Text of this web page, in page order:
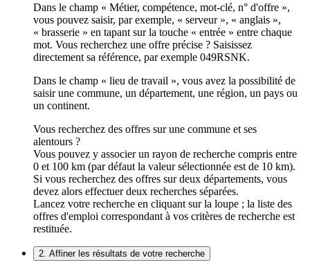
Dans le champ « Métier, compétence, mot-clé, n° d'offre »,
vous pouvez saisir, par exemple, « serveur », « anglais »,
« brasserie » en tapant sur la touche « entrée » entre chaque
mot. Vous recherchez une offre précise ? Saisissez
directement sa référence, par exemple 049RSNK.
Dans le champ « lieu de travail », vous avez la possibilité de
saisir une commune, un département, une région, un pays ou
un continent.
Vous recherchez des offres sur une commune et ses
alentours ?
Vous pouvez y associer un rayon de recherche compris entre
0 et 100 km (par défaut la valeur sélectionnée est de 10 km).
Si vous recherchez des offres sur deux départements, vous
devez alors effectuer deux recherches séparées.
Lancez votre recherche en cliquant sur la loupe ; la liste des
offres d'emploi correspondant à vos critères de recherche est
restituée.
2. Affiner les résultats de votre recherche